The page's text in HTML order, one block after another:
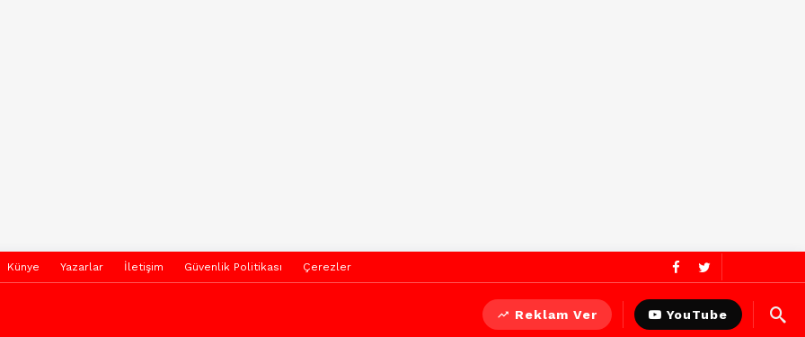
Künye Yazarlar İletişim Güvenlik Politikası Çerezler
Reklam Ver YouTube